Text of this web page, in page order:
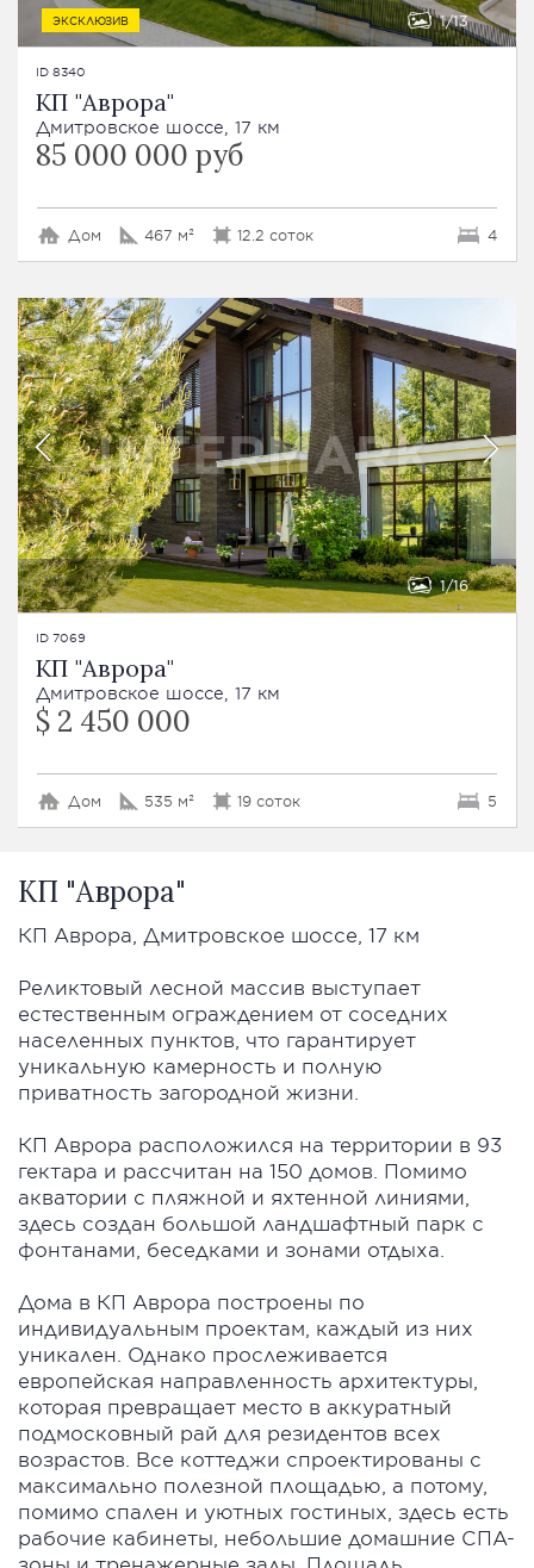
ЭКСКЛЮЗИВ 1 13
ID 8340
КП "Аврора"
Дмитровское шоссе, 17 км
85 000 000 руб
Дом 467 м² 12.2 соток 4
1 16
ID 7069
КП "Аврора"
Дмитровское шоссе, 17 км
$ 2 450 000
Дом 535 м² 19 соток 5
КП "Аврора"
КП Аврора, Дмитровское шоссе, 17 км
Реликтовый лесной массив выступает
естественным ограждением от соседних
населенных пунктов, что гарантирует
уникальную камерность и полную
приватность загородной жизни.
КП Аврора расположился на территории в 93
гектара и рассчитан на 150 домов. Помимо
акватории с пляжной и яхтенной линиями,
здесь создан большой ландшафтный парк с
фонтанами, беседками и зонами отдыха.
Дома в КП Аврора построены по
индивидуальным проектам, каждый из них
уникален. Однако прослеживается
европейская направленность архитектуры,
которая превращает место в аккуратный
подмосковный рай для резидентов всех
возрастов. Все коттеджи спроектированы с
максимально полезной площадью, а потому,
помимо спален и уютных гостиных, здесь есть
рабочие кабинеты, небольшие домашние СПА-
зоны и тренажерные залы. Площадь